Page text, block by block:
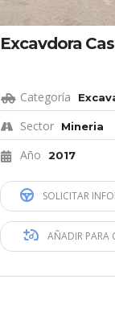
Excavdora
Categoría
Sector Mineria
Año 2017
SOLICITAR
AÑADIR PARA